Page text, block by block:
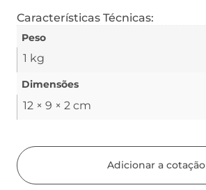
Características Técnicas:
Peso
1 kg
Dimensões
12 × 9 × 2 cm
Adicionar a cotação